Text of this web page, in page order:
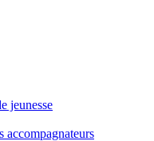
jeunesse
accompagnateurs